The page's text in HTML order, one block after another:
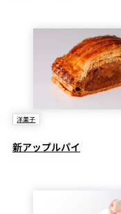
洋菓子
新アップルパイ